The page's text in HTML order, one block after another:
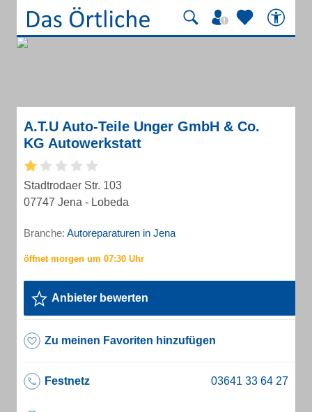
A.T.U Auto-Teile Unger GmbH & Co.
KG Autowerkstatt
Stadtrodaer Str. 103
07747 Jena - Lobeda
Branche: Autoreparaturen in Jena
Anbieter bewerten
Zu meinen Favoriten hinzufügen
Festnetz